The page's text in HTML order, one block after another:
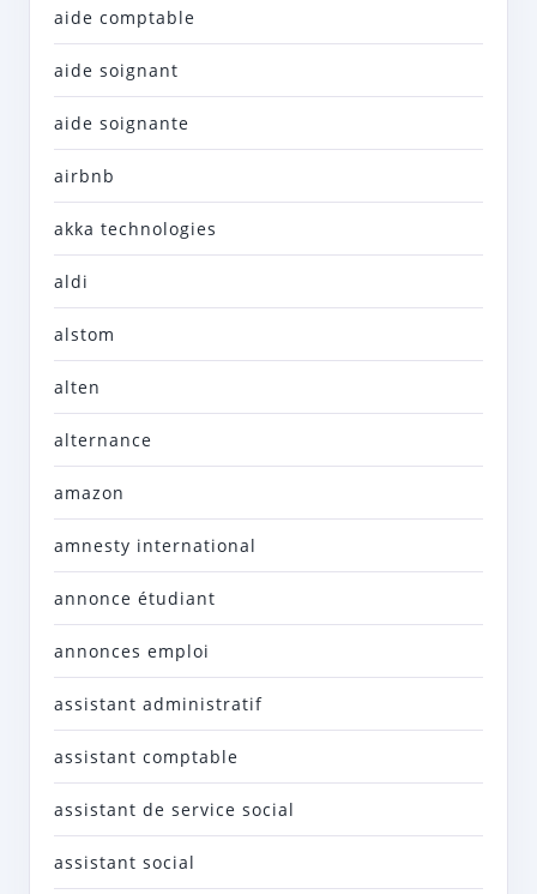
aide comptable
aide soignant
aide soignante
airbnb
akka technologies
aldi
alstom
alten
alternance
amazon
amnesty international
annonce étudiant
annonces emploi
assistant administratif
assistant comptable
assistant de service social
assistant social